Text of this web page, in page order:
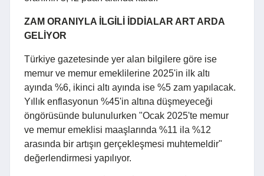
ZAM ORANIYLA İLGİLİ İDDİALAR ART ARDA
GELİYOR
Türkiye gazetesinde yer alan bilgilere göre ise
memur ve memur emeklilerine 2025'in ilk altı
ayında %6, ikinci altı ayında ise %5 zam yapılacak.
Yıllık enflasyonun %45'in altına düşmeyeceği
öngörüsünde bulunulurken "Ocak 2025'te memur
ve memur emeklisi maaşlarında %11 ila %12
arasında bir artışın gerçekleşmesi muhtemeldir"
değerlendirmesi yapılıyor.